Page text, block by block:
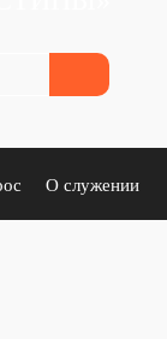
О служении